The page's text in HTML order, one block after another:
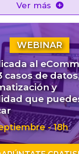
Ver más
WEBINAR
al
casos de
y
que
- 18h